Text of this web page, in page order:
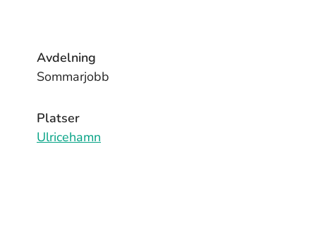
Avdelning
Sommarjobb
Platser
Ulricehamn